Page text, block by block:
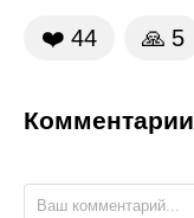
❤️ 44 🙏 5
Комментарии